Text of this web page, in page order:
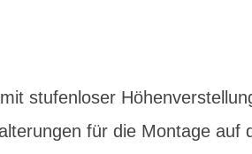
stufenloser
für die Montage auf